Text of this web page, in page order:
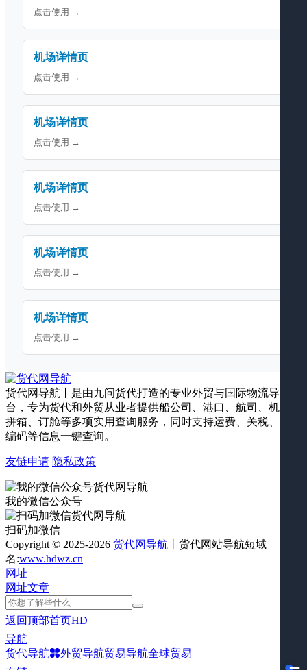
点击使用 →
机场详情页
点击使用 →
机场详情页
点击使用 →
机场详情页
点击使用 →
机场详情页
点击使用 →
机场详情页
点击使用 →
货代网导航丨是由九问货代打造的专业外贸与国际物流导航平
台，专为货代和外贸从业者提供船公司、港口、航司、机场、
拼箱、订舱等多项实用查询服务，同时支持运费、关税、海关
编码等信息一键查询。
友链申请 隐私政策
我的微信公众号
扫码加微信
Copyright © 2025-2026 货代网导航 丨货代网站导航短域
名:www.hdwz.cn
网址
网址文章
返回顶部首页HD
导航
货代导航
外贸导航贸易导航全球贸易